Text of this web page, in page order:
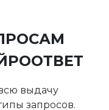
выдачу
запросов.